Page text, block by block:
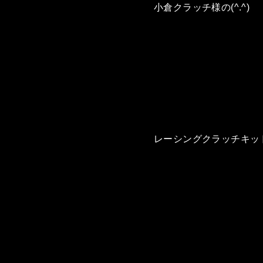
小倉クラッチ様の(^.^)
レーシングクラッチキ